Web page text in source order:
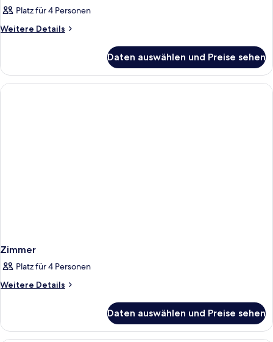
Platz für 4 Personen
Weitere Details
Weitere
Daten auswählen und Preise sehen
Zimmer
Platz für 4 Personen
Weitere Details
Weitere
Daten auswählen und Preise sehen